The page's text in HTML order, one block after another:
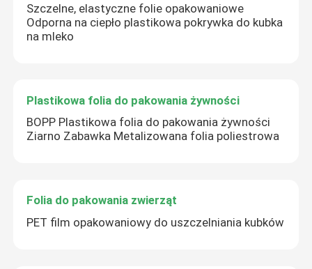
Szczelne, elastyczne folie opakowaniowe
Odporna na ciepło plastikowa pokrywka do kubka
na mleko
Plastikowa folia do pakowania żywności
BOPP Plastikowa folia do pakowania żywności
Ziarno Zabawka Metalizowana folia poliestrowa
Folia do pakowania zwierząt
PET film opakowaniowy do uszczelniania kubków